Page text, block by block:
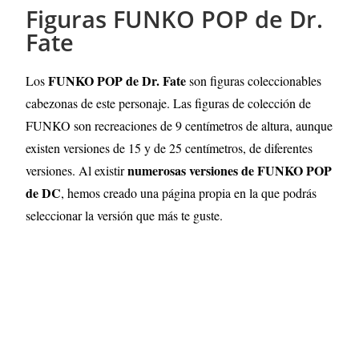
Figuras FUNKO POP de Dr.
Fate
LosFUNKO POP de Dr. Fateson figuras coleccionables
cabezonas de este personaje. Las figuras de colección de
FUNKO son recreaciones de 9 centímetros de altura, aunque
existen versiones de 15 y de 25 centímetros, de diferentes
versiones. Al existirnumerosas versiones de FUNKO POP
de DC, hemos creado una página propia en la que podrás
seleccionar la versión que más te guste.